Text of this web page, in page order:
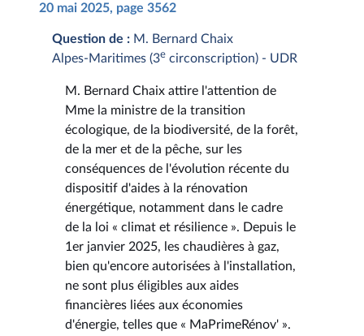
20 mai 2025, page 3562
Question de : M. Bernard Chaix
Alpes-Maritimes (3e circonscription) - UDR
M. Bernard Chaix attire l'attention de
Mme la ministre de la transition
écologique, de la biodiversité, de la forêt,
de la mer et de la pêche, sur les
conséquences de l'évolution récente du
dispositif d'aides à la rénovation
énergétique, notamment dans le cadre
de la loi « climat et résilience ». Depuis le
1er janvier 2025, les chaudières à gaz,
bien qu'encore autorisées à l'installation,
ne sont plus éligibles aux aides
financières liées aux économies
d'énergie, telles que « MaPrimeRénov' ».